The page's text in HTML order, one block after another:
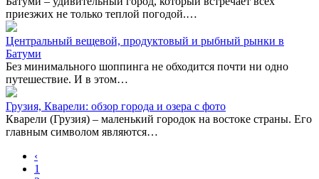
приезжих не только теплой погодой.…
Центральный вещевой, продуктовый и рыбный рынки в
Батуми
Без минимального шоппинга не обходится почти ни одно
путешествие. И в этом…
Грузия, Кварели: обзор города и озера с фото
Кварели (Грузия) – маленький городок на востоке страны. Его
главным символом являются…
‹
1